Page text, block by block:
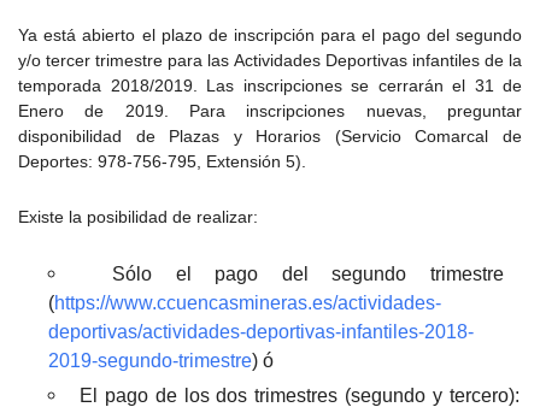
Ya está abierto el plazo de inscripción para el pago del segundo
y/o tercer trimestre para las Actividades Deportivas infantiles de la
temporada 2018/2019. Las inscripciones se cerrarán el 31 de
Enero de 2019. Para inscripciones nuevas, preguntar
disponibilidad de Plazas y Horarios (Servicio Comarcal de
Deportes: 978-756-795, Extensión 5).
Existe la posibilidad de realizar:
Sólo el pago del segundo trimestre
(https://www.ccuencasmineras.es/actividades-
deportivas/actividades-deportivas-infantiles-2018-
2019-segundo-trimestre) ó
El pago de los dos trimestres (segundo y tercero):